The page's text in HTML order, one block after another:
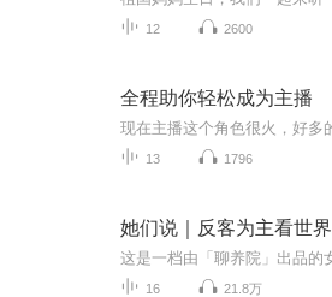
12 2600
全程助你轻松成为主播
13 1796
她们说｜反客为主看世界
16 21.8万